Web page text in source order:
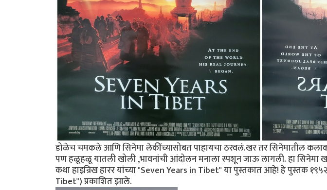
डोळेच चमकले आणि सिनेमा लेकींच्यासोबत पाहायचा ठरवलं.खर तर सिनेमातील
पण हळूहळू यातली खोली ,भावनांची आंदोलन मनाला स्पशून जाऊ लागली. हा सिनेमा
कथा हाइन्रिख हारर यांच्या "Seven Years in Tibet" या पुस्तकात आहे! हे पुस्तक
Tibet") प्रकाशित झाले.